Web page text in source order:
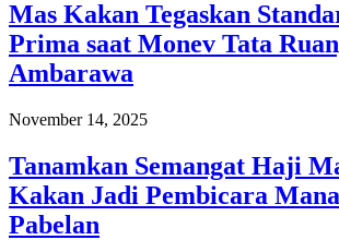
Mas Kakan Tegaskan
Prima saat Monev Tata
Ambarawa
November 14, 2025
Tanamkan Semangat Haji
Kakan Jadi Pembicara
Pabelan